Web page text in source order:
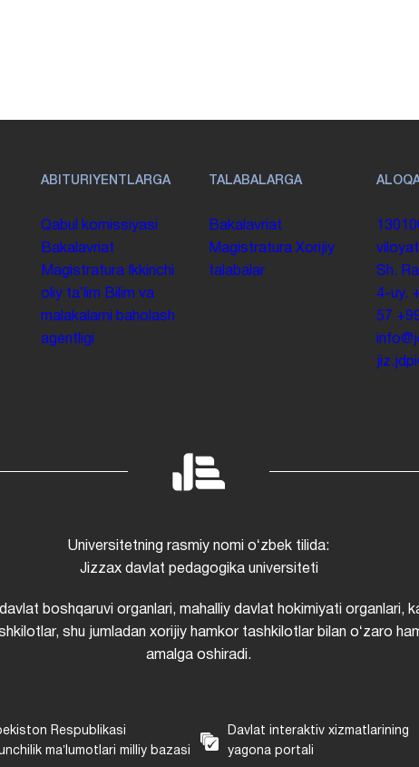
ABITURIYENTLARGA
Qabul komissiyasi
Bakalavriat
Magistratura
Ikkinchi
oliy taʼlim Bilim va
malakalarni baholash
agentligi
TALABALARGA
Bakalavriat
Magistratura Xorijiy
talabalar
Sh.
4-uy.
57
Universitetning rasmiy nomi oʻzbek tilida:
Jizzax davlat pedagogika universiteti
boshqaruvi organlari, mahalliy davlat hokimiyati organlari,
shu jumladan xorijiy hamkor tashkilotlar bilan oʻzaro
amalga oshiradi.
Respublikasi
maʼlumotlari milliy bazasi
Davlat interaktiv xizmatlarining
yagona portali